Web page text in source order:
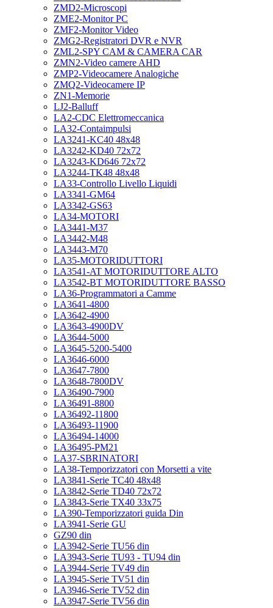
ZMD2-Microscopi
ZME2-Monitor PC
ZMF2-Monitor Video
ZMG2-Registratori DVR e NVR
ZML2-SPY CAM & CAMERA CAR
ZMN2-Video camere AHD
ZMP2-Videocamere Analogiche
ZMQ2-Videocamere IP
ZN1-Memorie
LJ2-Balluff
LA2-CDC Elettromeccanica
LA32-Contaimpulsi
LA3241-KC40 48x48
LA3242-KD40 72x72
LA3243-KD646 72x72
LA3244-TK48 48x48
LA33-Controllo Livello Liquidi
LA3341-GM64
LA3342-GS63
LA34-MOTORI
LA3441-M37
LA3442-M48
LA3443-M70
LA35-MOTORIDUTTORI
LA3541-AT MOTORIDUTTORE ALTO
LA3542-BT MOTORIDUTTORE BASSO
LA36-Programmatori a Camme
LA3641-4800
LA3642-4900
LA3643-4900DV
LA3644-5000
LA3645-5200-5400
LA3646-6000
LA3647-7800
LA3648-7800DV
LA36490-7900
LA36491-8800
LA36492-11800
LA36493-11900
LA36494-14000
LA36495-PM21
LA37-SBRINATORI
LA38-Temporizzatori con Morsetti a vite
LA3841-Serie TC40 48x48
LA3842-Serie TD40 72x72
LA3843-Serie TX40 33x75
LA390-Temporizzatori guida Din
LA3941-Serie GU
GZ90 din
LA3942-Serie TU56 din
LA3943-Serie TU93 - TU94 din
LA3944-Serie TV49 din
LA3945-Serie TV51 din
LA3946-Serie TV52 din
LA3947-Serie TV56 din